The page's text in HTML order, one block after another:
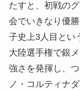
たすと、初戦の
会でいきなり優
子史上3人目とい
大陸選手権で銀
強さを発揮し、
ノ・コルティナ